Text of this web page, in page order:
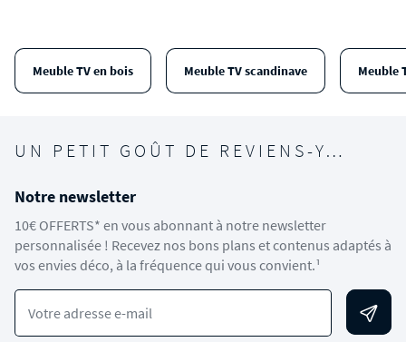
Meuble TV en bois Meuble TV scandinave Meuble
UN PETIT GOÛT DE REVIENS-Y…
Notre newsletter
10€ OFFERTS* en vous abonnant à notre newsletter
personnalisée ! Recevez nos bons plans et contenus adaptés à
vos envies déco, à la fréquence qui vous convient.¹
Votre adresse e-mail